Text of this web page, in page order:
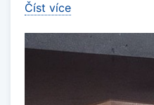
Číst více